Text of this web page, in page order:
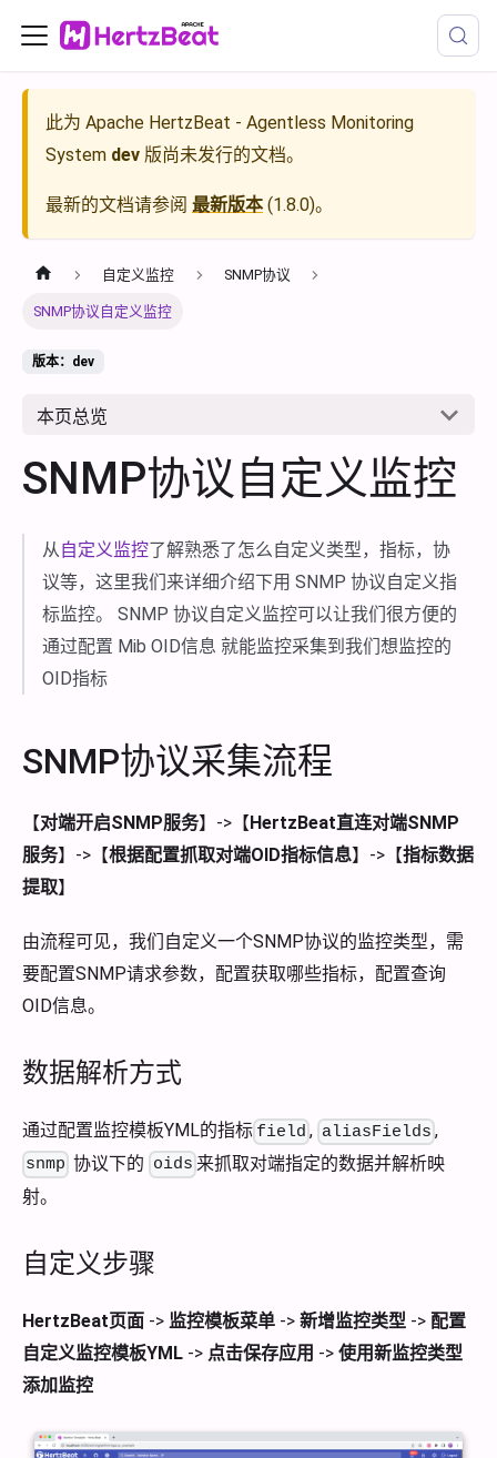
此为 Apache HertzBeat - Agentless Monitoring
System dev 版尚未发行的文档。
最新的文档请参阅 最新版本(1.8.0)。
自定义监控 SNMP协议
SNMP协议自定义监控
版本：dev
本页总览
SNMP协议自定义监控
从自定义监控了解熟悉了怎么自定义类型，指标，协
议等，这里我们来详细介绍下用 SNMP 协议自定义指
标监控。 SNMP 协议自定义监控可以让我们很方便的
通过配置 Mib OID信息 就能监控采集到我们想监控的
OID指标
SNMP协议采集流程
【对端开启SNMP服务】->【HertzBeat直连对端SNMP
服务】->【根据配置抓取对端OID指标信息】->【指标数据
提取】
由流程可见，我们自定义一个SNMP协议的监控类型，需
要配置SNMP请求参数，配置获取哪些指标，配置查询
OID信息。
数据解析方式
通过配置监控模板YML的指标 field , aliasFields ,
snmp 协议下的 oids 来抓取对端指定的数据并解析映
射。
自定义步骤
HertzBeat页面 -> 监控模板菜单 -> 新增监控类型 -> 配置
自定义监控模板YML -> 点击保存应用 -> 使用新监控类型
添加监控